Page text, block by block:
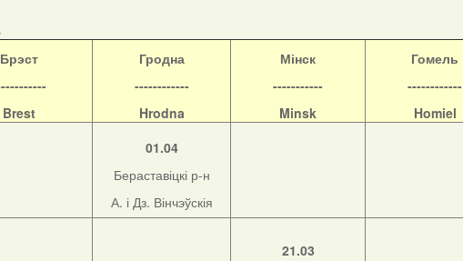
Брэст
Brest
Гродна
------------
Hrodna
Мінск
-----------
Minsk
Гомель
------------
Homiel
01.04
Бераставіцкі р-н
А. і Дз. Вінчэўскія
21.03